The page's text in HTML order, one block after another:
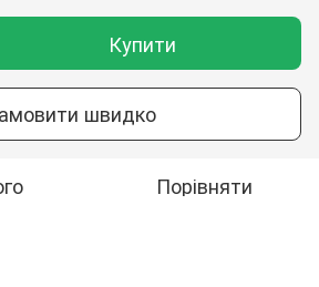
Купити
швидко
Порівняти